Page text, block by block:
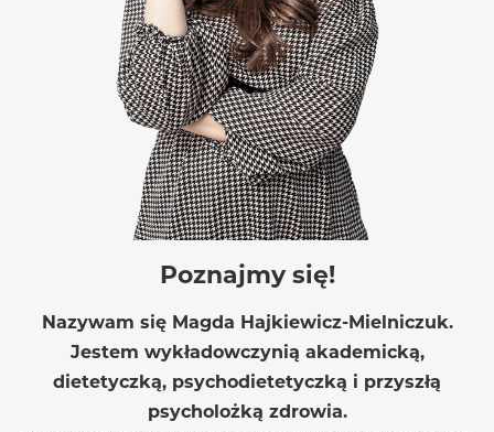
Poznajmy się!
Nazywam się Magda Hajkiewicz-Mielniczuk.
Jestem wykładowczynią akademicką,
dietetyczką, psychodietetyczką i przyszłą
psycholożką zdrowia.